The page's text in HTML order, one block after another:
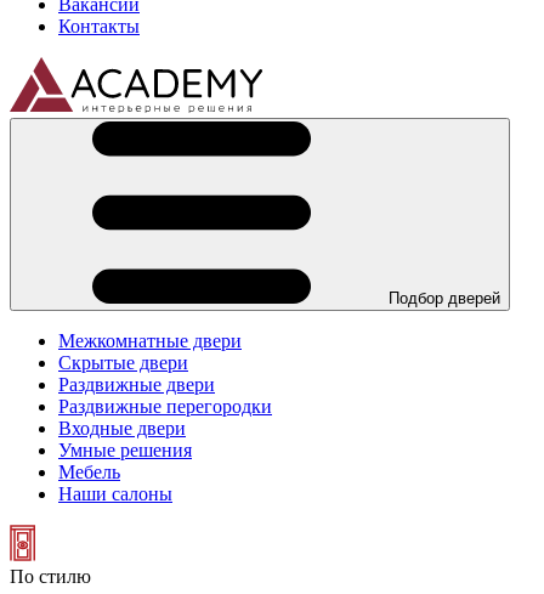
Вакансии
Контакты
Подбор дверей
Межкомнатные двери
Скрытые двери
Раздвижные двери
Раздвижные перегородки
Входные двери
Умные решения
Мебель
Наши салоны
По стилю